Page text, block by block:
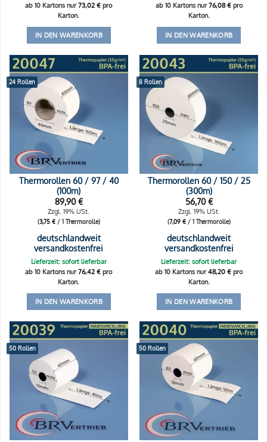
ab 10 Kartons nur73,02€ pro
Karton.
IN DEN WARENKORB
ab 10 Kartons nur76,08€pro
Karton.
IN DEN WARENKORB
24 Rollen
Thermorollen 60 / 97 / 40
(100m)
89,90€
Zzgl. 19% USt.
(3,75 €/ 1 Thermorolle)
deutschlandweit
versandkostenfrei
Lieferzeit: sofort lieferbar
ab 10 Kartons nur76,42€ pro
Karton.
IN DEN WARENKORB
8 Rollen
Thermorollen 60 / 150 / 25
(300m)
56,70€
Zzgl. 19% USt.
(7,09 €/ 1 Thermorolle)
deutschlandweit
versandkostenfrei
Lieferzeit: sofort lieferbar
ab 10 Kartons nur48,20€ pro
Karton.
IN DEN WARENKORB
50 Rollen 50 Rollen